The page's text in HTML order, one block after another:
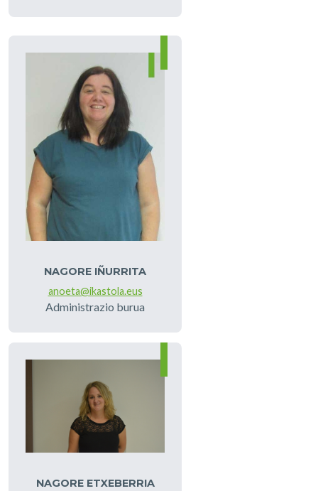
NAGORE IÑURRITA
anoeta@ikastola.eus
Administrazio burua
NAGORE ETXEBERRIA